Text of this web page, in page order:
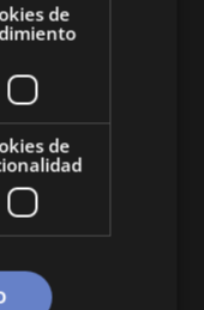
temas de
historia
con la
de
de